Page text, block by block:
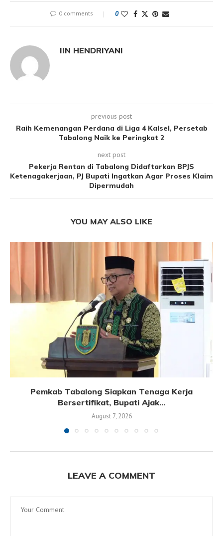
0 comments 0
IIN HENDRIYANI
previous post
Raih Kemenangan Perdana di Liga 4 Kalsel, Persetab
Tabalong Naik ke Peringkat 2
next post
Pekerja Rentan di Tabalong Didaftarkan BPJS
Ketenagakerjaan, PJ Bupati Ingatkan Agar Proses Klaim
Dipermudah
YOU MAY ALSO LIKE
Pemkab Tabalong Siapkan Tenaga Kerja
Bersertifikat, Bupati Ajak...
August 7, 2026
LEAVE A COMMENT